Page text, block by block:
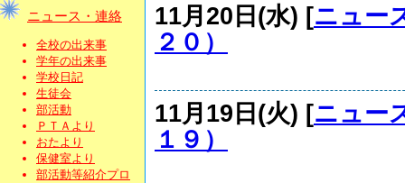
ニュース・連絡
全校の出来事
学年の出来事
学校日記
生徒会
部活動
ＰＴＡより
おたより
保健室より
部活動等紹介プロ
11月20日(水) [ニュー
２０）
11月19日(火) [ニュー
１９）